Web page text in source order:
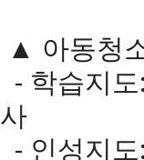
▲ 아동청
- 학습지
사
- 인성지